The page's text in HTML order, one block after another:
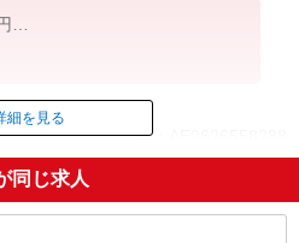
1,450円〜
時給1,500円〜
：時給1,600円〜
による
ID：AE0626558288
期間終了
細を見る
同じ求人